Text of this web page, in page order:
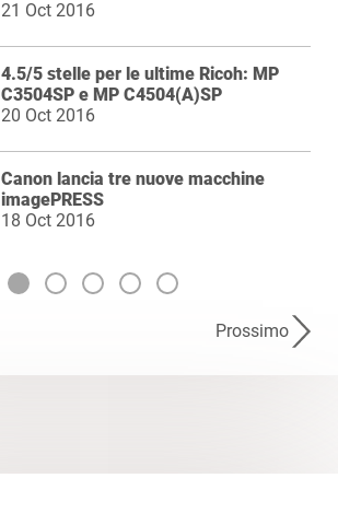
21 Oct 2016
4.5/5 stelle per le ultime Ricoh: MP
C3504SP e MP C4504(A)SP
20 Oct 2016
Canon lancia tre nuove macchine
imagePRESS
18 Oct 2016
Prossimo